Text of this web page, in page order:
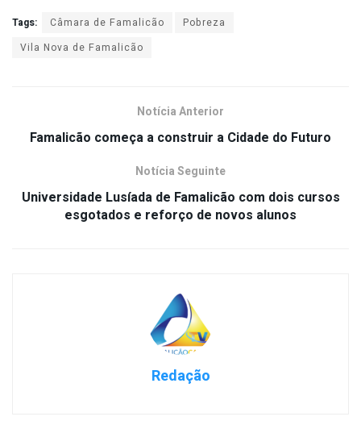
Tags: Câmara de Famalicão
Pobreza
Vila Nova de Famalicão
Notícia Anterior
Famalicão começa a construir a Cidade do Futuro
Notícia Seguinte
Universidade Lusíada de Famalicão com dois cursos
esgotados e reforço de novos alunos
Redação